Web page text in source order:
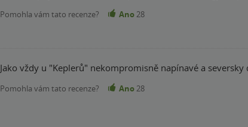
Pomohla vám tato recenze? Ano28
Jako vždy u "Keplerů" nekompromisně napínavé a seversky
Pomohla vám tato recenze? Ano28